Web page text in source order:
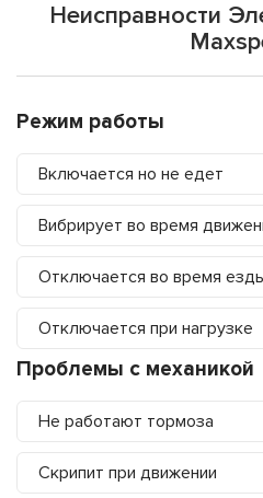
Неисправности
Режим работы
Включается но не едет
Вибрирует во время
Отключается во время
Отключается при нагрузке
Проблемы с механикой
Не работают тормоза
Скрипит при движении